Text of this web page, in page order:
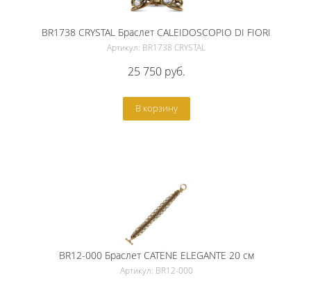
BR1738 CRYSTAL Браслет CALEIDOSCOPIO DI FIORI
Артикул: BR1738 CRYSTAL
25 750руб.
В корзину
BR12-000 Браслет CATENE ELEGANTE 20 см
Артикул: BR12-000